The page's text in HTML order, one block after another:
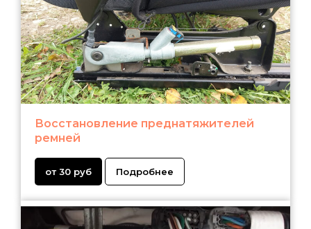
Восстановление преднатяжителей
ремней
от 30 руб Подробнее